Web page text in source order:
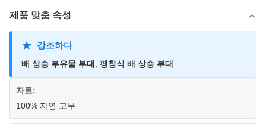
제품 맞춤 속성
강조하다
배 상승 부유물 부대 팽창식 배 상승 부대
자료:
100% 자연 고무